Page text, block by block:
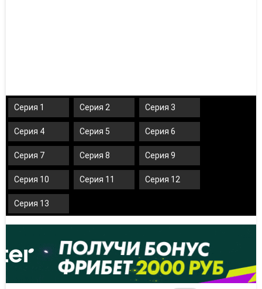
Серия 1 Серия 2 Серия 3
Серия 4 Серия 5 Серия 6
Серия 7 Серия 8 Серия 9
Серия 10 Серия 11 Серия 12
Серия 13